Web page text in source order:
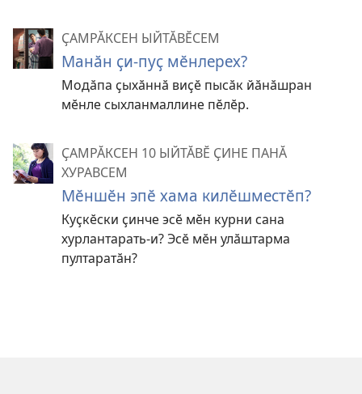
ҪАМРӐКСЕН ЫЙТӐВӖСЕМ
Манӑн ҫи-пуҫ мӗнлерех?
Модӑпа ҫыхӑннӑ виҫӗ пысӑк йӑнӑшран
мӗнле сыхланмаллине пӗлӗр.
ҪАМРӐКСЕН 10 ЫЙТӐВӖ ҪИНЕ ПАНӐ
ХУРАВСЕМ
Мӗншӗн эпӗ хама килӗшместӗп?
Куҫкӗски ҫинче эсӗ мӗн курни сана
хурлантарать⁠-и? Эсӗ мӗн улӑштарма
пултаратӑн?